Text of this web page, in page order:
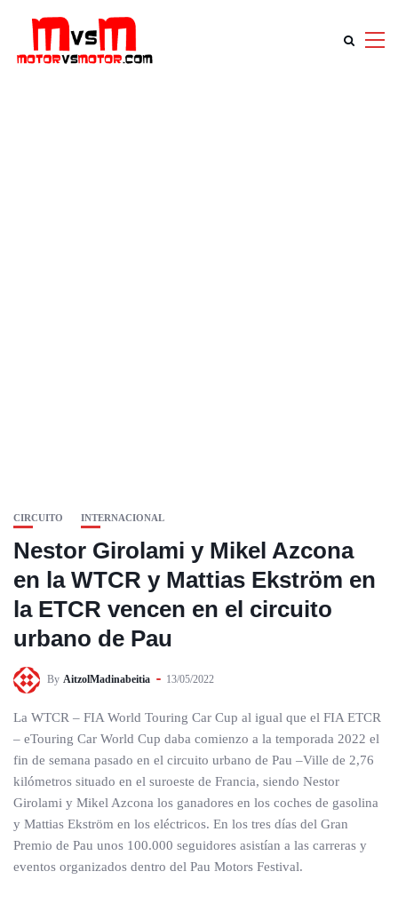
CIRCUITO INTERNACIONAL
Nestor Girolami y Mikel Azcona
en la WTCR y Mattias Ekström en
la ETCR vencen en el circuito
urbano de Pau
By AitzolMadinabeitia 13/05/2022
La WTCR – FIA World Touring Car Cup al igual que el FIA ETCR
– eTouring Car World Cup daba comienzo a la temporada 2022 el
fin de semana pasado en el circuito urbano de Pau –Ville de 2,76
kilómetros situado en el suroeste de Francia, siendo Nestor
Girolami y Mikel Azcona los ganadores en los coches de gasolina
y Mattias Ekström en los eléctricos. En los tres días del Gran
Premio de Pau unos 100.000 seguidores asistían a las carreras y
eventos organizados dentro del Pau Motors Festival.